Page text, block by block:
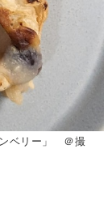
ンベリー」 ＠撮